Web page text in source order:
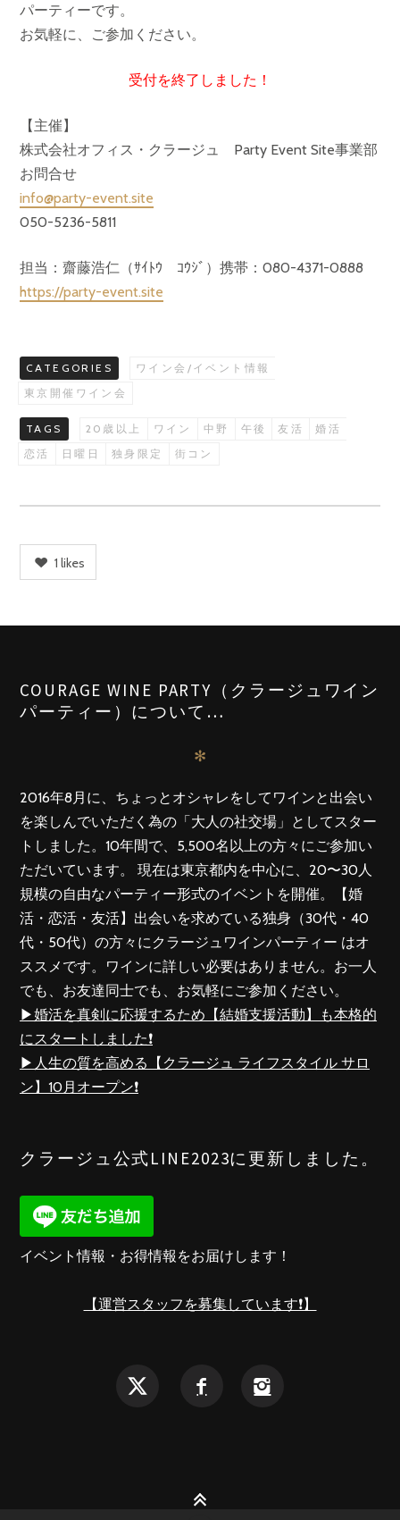
パーティーです。
お気軽に、ご参加ください。
受付を終了しました！
【主催】
株式会社オフィス・クラージュ Party Event Site事業部
お問合せ
info@party-event.site
050-5236-5811
担当：齋藤浩仁（ｻｲﾄｳ ｺｳｼﾞ）携帯：080-4371-0888
https://party-event.site
CATEGORIES
ワイン会/イベント情報
東京開催ワイン会
TAGS 20歳以上 ワイン 中野 午後 友活
婚活
恋活
日曜日 独身限定 街コン
1 likes
COURAGE WINE PARTY（クラージュワイン
パーティー）について…
✻
2016年8月に、ちょっとオシャレをしてワインと出会い
を楽しんでいただく為の「大人の社交場」としてスター
トしました。10年間で、5,500名以上の方々にご参加い
ただいています。 現在は東京都内を中心に、20〜30人
規模の自由なパーティー形式のイベントを開催。【婚
活・恋活・友活】出会いを求めている独身（30代・40
代・50代）の方々にクラージュワインパーティー はオ
ススメです。ワインに詳しい必要はありません。お一人
でも、お友達同士でも、お気軽にご参加ください。
▶︎婚活を真剣に応援するため【結婚支援活動】も本格的
にスタートしました❗️
▶︎人生の質を高める【クラージュ ライフスタイル サロ
ン】10月オープン❗️
クラージュ公式LINE2023に更新しました。
イベント情報・お得情報をお届けします！
【運営スタッフを募集しています❗️】